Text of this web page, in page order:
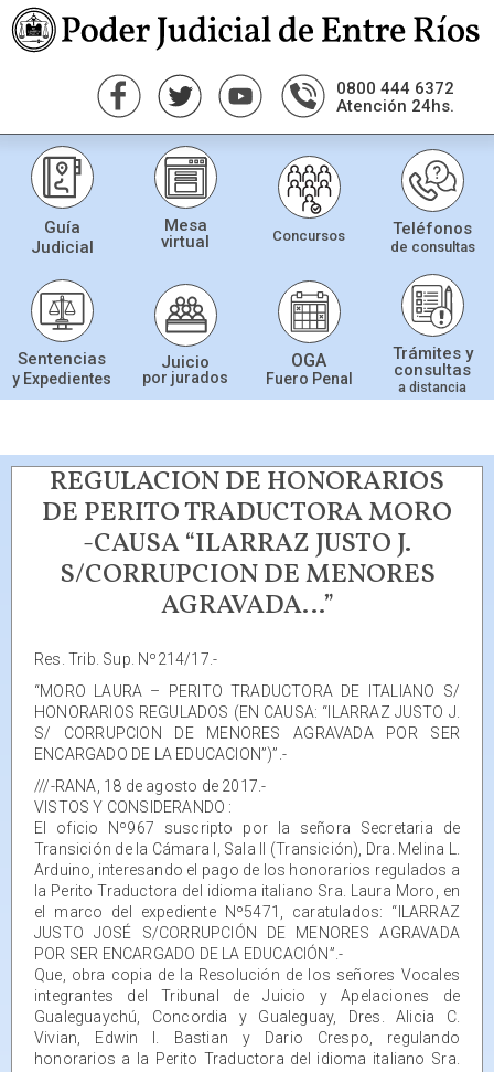
0800 444 6372
Atención 24hs.
Guía
Judicial
Mesa
virtual
Concursos Teléfonos
de consultas
Sentencias
y Expedientes
Juicio
por jurados
OGA
Fuero Penal
Trámites y
consultas
a distancia
REGULACION DE HONORARIOS
DE PERITO TRADUCTORA MORO
-CAUSA “ILARRAZ JUSTO J.
S/CORRUPCION DE MENORES
AGRAVADA…”
Res. Trib. Sup. Nº214/17.-
“MORO LAURA – PERITO TRADUCTORA DE ITALIANO S/
HONORARIOS REGULADOS (EN CAUSA: “ILARRAZ JUSTO J.
S/ CORRUPCION DE MENORES AGRAVADA POR SER
ENCARGADO DE LA EDUCACION”)”.-
///-RANA, 18 de agosto de 2017.-
VISTOS Y CONSIDERANDO :
El oficio Nº967 suscripto por la señora Secretaria de
Transición de la Cámara I, Sala II (Transición), Dra. Melina L.
Arduino, interesando el pago de los honorarios regulados a
la Perito Traductora del idioma italiano Sra. Laura Moro, en
el marco del expediente Nº5471, caratulados: “ILARRAZ
JUSTO JOSÉ S/CORRUPCIÓN DE MENORES AGRAVADA
POR SER ENCARGADO DE LA EDUCACIÓN”.-
Que, obra copia de la Resolución de los señores Vocales
integrantes del Tribunal de Juicio y Apelaciones de
Gualeguaychú, Concordia y Gualeguay, Dres. Alicia C.
Vivian, Edwin I. Bastian y Dario Crespo, regulando
honorarios a la Perito Traductora del idioma italiano Sra.